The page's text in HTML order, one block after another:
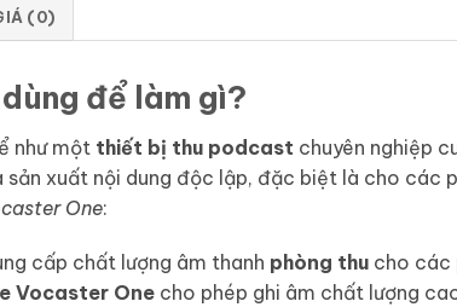
(0)
để làm gì?
như một thiết bị thu podcast chuyên nghiệp
sản xuất nội dung độc lập, đặc biệt là cho các
One:
cấp chất lượng âm thanh phòng thu cho các
Vocaster One cho phép ghi âm chất lượng